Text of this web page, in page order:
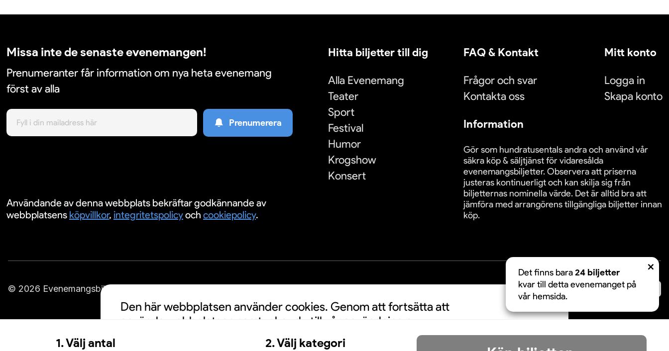
1. Välj antal 2. Välj kategori
Det finns bara24 biljetter
kvar till detta evenemanget på
vår hemsida.
Missa inte de senaste evenemangen!
Prenumeranter får information om nya heta evenemang
först av alla
Prenumerera
Användande av denna webbplats bekräftar godkännande av
webbplatsens köpvillkor, integritetspolicyoch cookiepolicy.
Hitta biljetter till dig
Alla Evenemang
Teater
Sport
Festival
Humor
Krogshow
Konsert
FAQ & Kontakt
Frågor och svar
Kontakta oss
Mitt konto
Logga in
Skapa konto
Information
Gör som hundratusentals andra och använd vår
säkra köp & säljtjänst för vidaresålda
evenemangsbiljetter. Observera att priserna
justeras kontinuerligt och kan skilja sig från
biljetternas nominella värde. Det är alltid bra att
jämföra med arrangörens tillgängliga biljetter innan
köp.
© 2026 Evenemangsbiljetter.se
Den här webbplatsen använder cookies. Genom att fortsätta att
använda webbplatsen samtycker du till vår användning av
cookies och att dina personuppgifter kan användas för
Acceptera